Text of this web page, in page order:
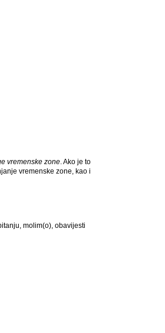
vremenske zone. Ako je to
vremenske zone, kao i
molim(o), obavijesti